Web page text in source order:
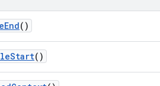
End()
Start()